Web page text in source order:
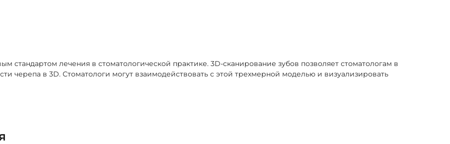
стандартом лечения в стоматологической практике. 3D-сканирование зубов позволяет стоматологам в
черепа в 3D. Стоматологи могут взаимодействовать с этой трехмерной моделью и визуализировать